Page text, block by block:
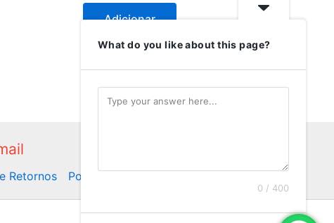
Adicionar
Retornos Politica de Privacidade
What do you like about this page?
0 / 400